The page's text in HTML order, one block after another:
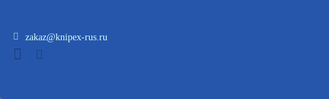
zakaz@knipex-rus.ru